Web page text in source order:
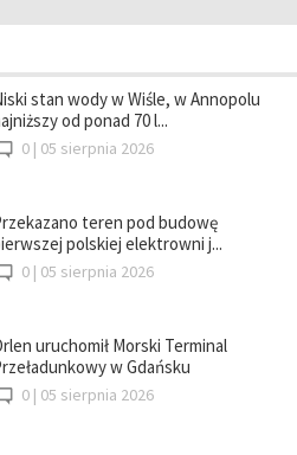
stan wody w Wiśle, w Annopolu
od ponad 70 l...
0 | 05 sierpnia 2026
teren pod budowę
polskiej elektrowni j...
0 | 05 sierpnia 2026
uruchomił Morski Terminal
w Gdańsku
0 | 05 sierpnia 2026